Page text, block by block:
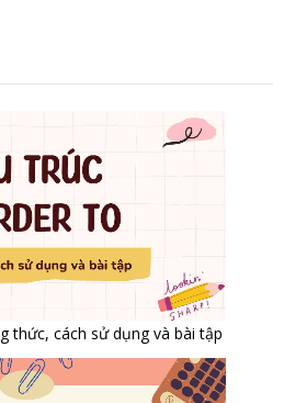
thức, cách sử dụng và bài tập